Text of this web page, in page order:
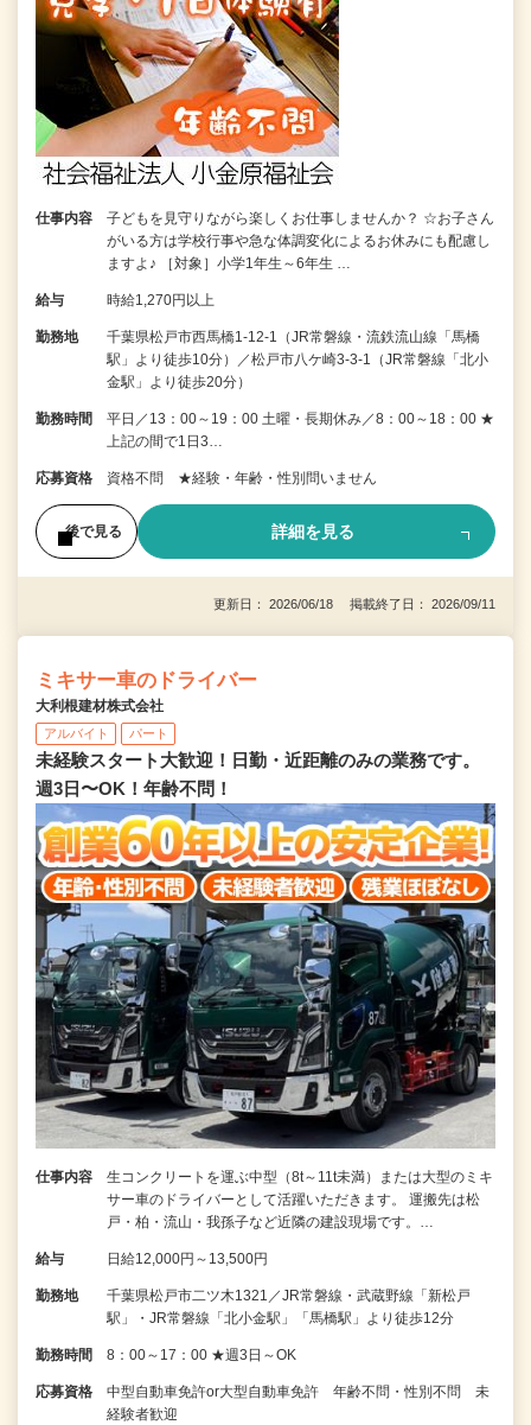
仕事内容
子どもを見守りながら楽しくお仕事しませんか？ ☆お子さん
がいる方は学校行事や急な体調変化によるお休みにも配慮し
ますよ♪ ［対象］小学1年生～6年生 …
給与 時給1,270円以上
勤務地
千葉県松戸市西馬橋1-12-1（JR常磐線・流鉄流山線「馬橋
駅」より徒歩10分）／松戸市八ケ崎3-3-1（JR常磐線「北小
金駅」より徒歩20分）
勤務時間
平日／13：00～19：00 土曜・長期休み／8：00～18：00 ★
上記の間で1日3…
応募資格 資格不問 ★経験・年齢・性別問いません
後で見る 詳細を見る
更新日： 2026/06/18 掲載終了日： 2026/09/11
ミキサー車のドライバー
大利根建材株式会社
アルバイト パート
未経験スタート大歓迎！日勤・近距離のみの業務です。
週3日〜OK！年齢不問！
仕事内容
生コンクリートを運ぶ中型（8t～11t未満）または大型のミキ
サー車のドライバーとして活躍いただきます。 運搬先は松
戸・柏・流山・我孫子など近隣の建設現場です。…
給与 日給12,000円～13,500円
勤務地
千葉県松戸市二ツ木1321／JR常磐線・武蔵野線「新松戸
駅」・JR常磐線「北小金駅」「馬橋駅」より徒歩12分
勤務時間 8：00～17：00 ★週3日～OK
応募資格
中型自動車免許or大型自動車免許 年齢不問・性別不問 未
経験者歓迎